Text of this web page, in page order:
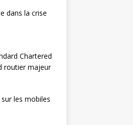
dans la crise
Chartered
routier majeur
les mobiles